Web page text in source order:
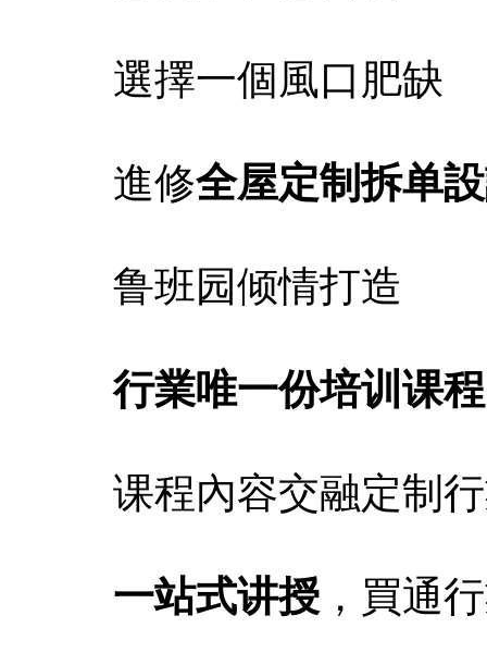
選擇一個風口肥缺
進修全屋定制拆单
鲁班园倾情打造
行業唯一份培训课程
课程內容交融定制
一站式讲授 ，買通